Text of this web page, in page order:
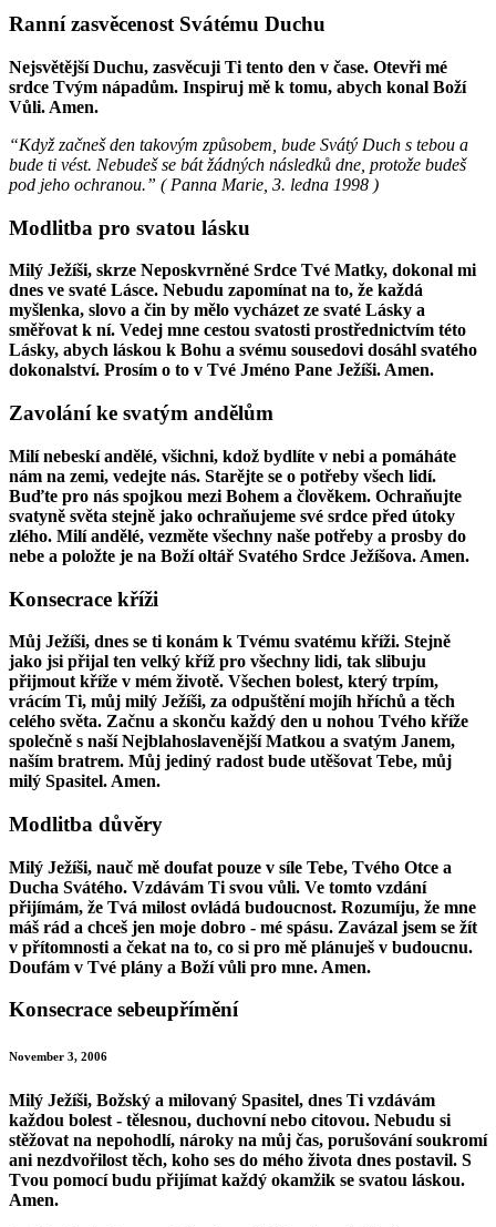
Ranní zasvěcenost Svátému Duchu
Nejsvětější Duchu, zasvěcuji Ti tento den v čase. Otevři mé
srdce Tvým nápadům. Inspiruj mě k tomu, abych konal Boží
Vůli. Amen.
“Když začneš den takovým způsobem, bude Svátý Duch s tebou a
bude ti vést. Nebudeš se bát žádných následků dne, protože budeš
pod jeho ochranou.” (Panna Marie 3. ledna 1998 )
Modlitba pro svatou lásku
Milý Ježíši, skrze Neposkvrněné Srdce Tvé Matky, dokonal mi
dnes ve svaté Lásce. Nebudu zapomínat na to, že každá
myšlenka, slovo a čin by mělo vycházet ze svaté Lásky a
směřovat k ní. Vedej mne cestou svatosti prostřednictvím této
Lásky, abych láskou k Bohu a svému sousedovi dosáhl svatého
dokonalství. Prosím o to v Tvé Jméno Pane Ježíši. Amen.
Zavolání ke svatým andělům
Milí nebeskí andělé, všichni, kdož bydlíte v nebi a pomáháte
nám na zemi, vedejte nás. Starějte se o potřeby všech lidí.
Buďte pro nás spojkou mezi Bohem a člověkem. Ochraňujte
svatyně světa stejně jako ochraňujeme své srdce před útoky
zlého. Milí andělé, vezměte všechny naše potřeby a prosby do
nebe a položte je na Boží oltář Svatého Srdce Ježíšova. Amen.
Konsecrace kříži
Můj Ježíši, dnes se ti konám k Tvému svatému kříži. Stejně
jako jsi přijal ten velký kříž pro všechny lidi, tak slibuju
přijmout kříže v mém životě. Všechen bolest, který trpím,
vrácím Ti, můj milý Ježíši, za odpuštění mojíh hříchů a těch
celého světa. Začnu a skonču každý den u nohou Tvého kříže
společně s naší Nejblahoslavenější Matkou a svatým Janem,
naším bratrem. Můj jediný radost bude utěšovat Tebe, můj
milý Spasitel. Amen.
Modlitba důvěry
Milý Ježíši, nauč mě doufat pouze v síle Tebe, Tvého Otce a
Ducha Svátého. Vzdávám Ti svou vůli. Ve tomto vzdání
přijímám, že Tvá milost ovládá budoucnost. Rozumíju, že mne
máš rád a chceš jen moje dobro - mé spásu. Zavázal jsem se žít
v přítomnosti a čekat na to, co si pro mě plánuješ v budoucnu.
Doufám v Tvé plány a Boží vůli pro mne. Amen.
Konsecrace sebeupřímění
November 3, 2006
Milý Ježíši, Božský a milovaný Spasitel, dnes Ti vzdávám
každou bolest - tělesnou, duchovní nebo citovou. Nebudu si
stěžovat na nepohodlí, nároky na můj čas, porušování soukromí
ani nezdvořilost těch, koho ses do mého života dnes postavil. S
Tvou pomocí budu přijímat každý okamžik se svatou láskou.
Amen.